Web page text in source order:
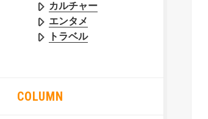
カルチャー
エンタメ
トラベル
COLUMN